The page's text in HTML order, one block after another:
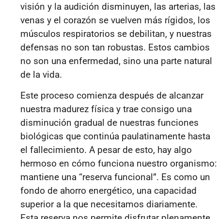
visión y la audición disminuyen, las arterias, las
venas y el corazón se vuelven más rígidos, los
músculos respiratorios se debilitan, y nuestras
defensas no son tan robustas. Estos cambios
no son una enfermedad, sino una parte natural
de la vida.
Este proceso comienza después de alcanzar
nuestra madurez física y trae consigo una
disminución gradual de nuestras funciones
biológicas que continúa paulatinamente hasta
el fallecimiento. A pesar de esto, hay algo
hermoso en cómo funciona nuestro organismo:
mantiene una “reserva funcional”. Es como un
fondo de ahorro energético, una capacidad
superior a la que necesitamos diariamente.